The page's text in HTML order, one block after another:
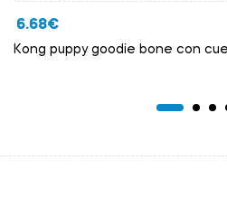
6.68€
Kong puppy goodie bone con